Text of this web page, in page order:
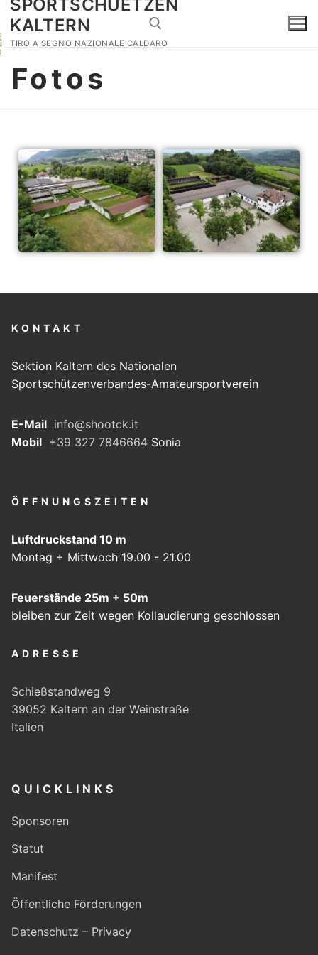
SPORTSCHUETZEN
KALTERN
TIRO A SEGNO NAZIONALE CALDARO
Dorfschießen
Tätigkeiten
Waffenbefähigung
Safeguarding
Kontakt
Fotos
KONTAKT
Sektion Kaltern des Nationalen
Sportschützenverbandes-Amateursportverein
E-Mail info@shootck.it
Mobil +39 327 7846664 Sonia
ÖFFNUNGSZEITEN
Luftdruckstand 10 m
Montag + Mittwoch 19.00 - 21.00
Feuerstände 25m + 50m
bleiben zur Zeit wegen Kollaudierung geschlossen
ADRESSE
Schießstandweg 9
39052 Kaltern an der Weinstraße
Italien
QUICKLINKS
Sponsoren
Statut
Manifest
Öffentliche Förderungen
Datenschutz – Privacy